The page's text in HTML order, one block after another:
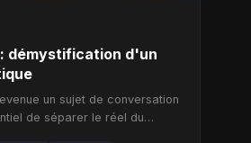
démystification d'un
un sujet de conversation
de séparer le réel du